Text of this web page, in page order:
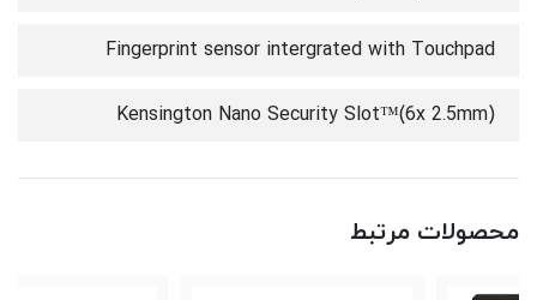
Fingerprint sensor intergrated with Touchpad
Kensington Nano Security Slot™(6x 2.5mm)
محصولات مرتبط